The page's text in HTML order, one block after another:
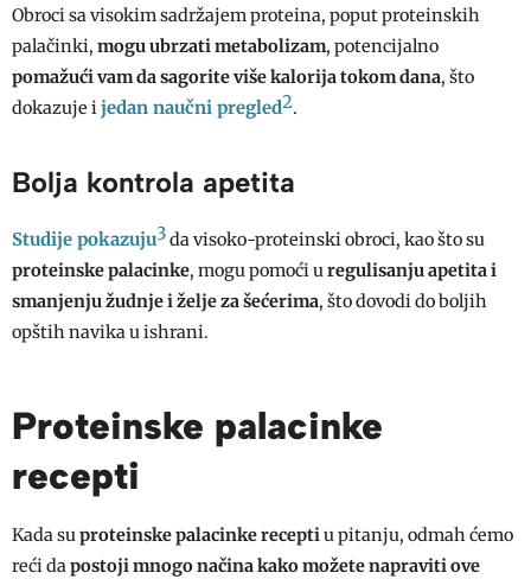
Obroci sa visokim sadržajem proteina, poput proteinskih
palačinki, mogu ubrzati metabolizam, potencijalno
pomažući vam da sagorite više kalorija tokom dana, što
dokazuje ijedan naučni pregled2.
Bolja kontrola apetita
Studije pokazuju3da visoko-proteinski obroci, kao što su
proteinske palacinke, mogu pomoći uregulisanju apetita i
smanjenju žudnje i želje za šećerima, što dovodi do boljih
opštih navika u ishrani.
Proteinske palacinke
recepti
Kada suproteinske palacinke receptiu pitanju, odmah ćemo
reći dapostoji mnogo načina kako možete napraviti ove